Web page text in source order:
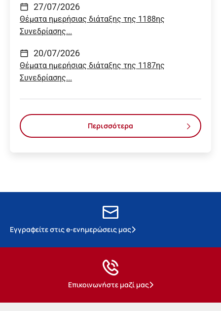
27/07/2026
Θέματα ημερήσιας διάταξης της 1188ης
Συνεδρίασης...
20/07/2026
Θέματα ημερήσιας διάταξης της 1187ης
Συνεδρίασης...
Περισσότερα
Εγγραφείτε στις e-ενημερώσεις μας
Επικοινωνήστε μαζί μας